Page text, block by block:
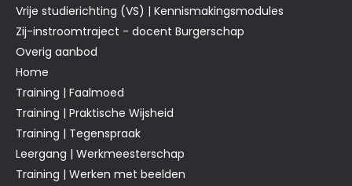
Vrije studierichting (VS) | Kennismakingsmodules
Zij-instroomtraject - docent Burgerschap
Overig aanbod
Home
Training | Faalmoed
Training | Praktische Wijsheid
Training | Tegenspraak
Leergang | Werkmeesterschap
Training | Werken met beelden